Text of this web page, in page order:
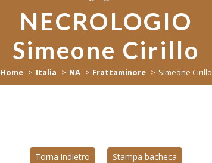
NECROLOGIO
Simeone Cirillo
Home Italia NA Frattaminore Simeone Cirillo
Torna indietro Stampa bacheca